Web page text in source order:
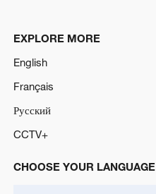
EXPLORE MORE
English
Français
Русский
CCTV+
CHOOSE YOUR LANGUAGE